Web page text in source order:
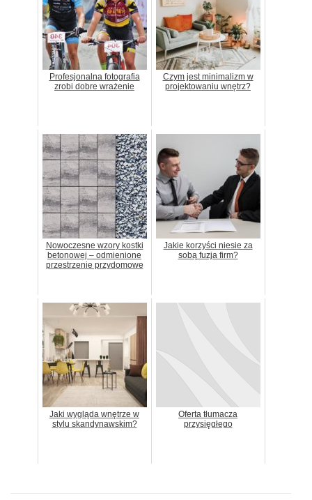
Profesjonalna fotografia
zrobi dobre wrażenie
Czym jest minimalizm w
projektowaniu wnętrz?
Nowoczesne wzory kostki
betonowej – odmienione
przestrzenie przydomowe
Jakie korzyści niesie za
sobą fuzja firm?
Jaki wygląda wnętrze w
stylu skandynawskim?
Oferta tłumacza
przysięgłego